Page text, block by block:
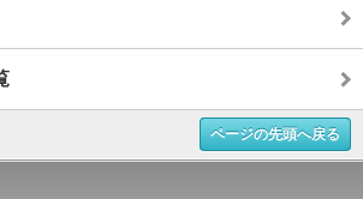
ページの先頭へ戻る